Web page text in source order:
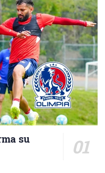
su